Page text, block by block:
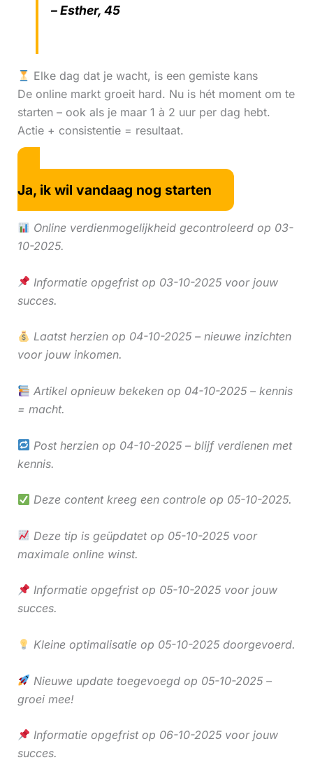
– Esther, 45
Elke dag dat je wacht, is een gemiste kans
De online markt groeit hard. Nu is hét moment om te
starten – ook als je maar 1 à 2 uur per dag hebt.
Actie + consistentie = resultaat.
Ja, ik wil vandaag nog starten
Online verdienmogelijkheid gecontroleerd op 03-
10-2025.
Informatie opgefrist op 03-10-2025 voor jouw
succes.
Laatst herzien op 04-10-2025 – nieuwe inzichten
voor jouw inkomen.
Artikel opnieuw bekeken op 04-10-2025 – kennis
= macht.
Post herzien op 04-10-2025 – blijf verdienen met
kennis.
Deze content kreeg een controle op 05-10-2025.
Deze tip is geüpdatet op 05-10-2025 voor
maximale online winst.
Informatie opgefrist op 05-10-2025 voor jouw
succes.
Kleine optimalisatie op 05-10-2025 doorgevoerd.
Nieuwe update toegevoegd op 05-10-2025 –
groei mee!
Informatie opgefrist op 06-10-2025 voor jouw
succes.